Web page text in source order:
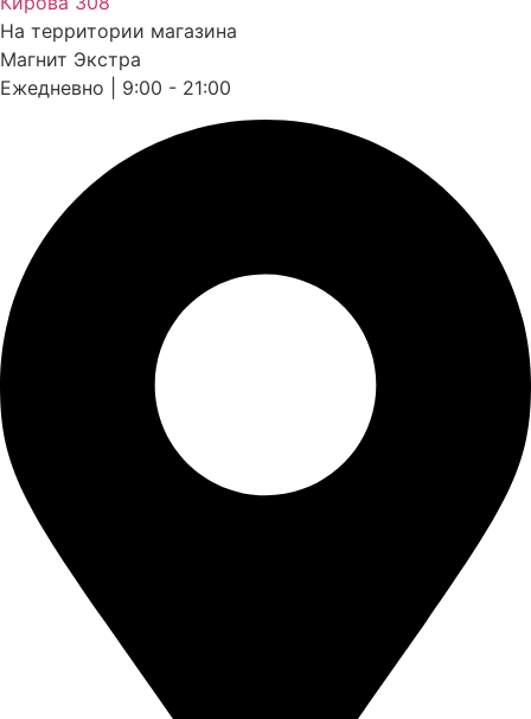
На территории магазина
Магнит Экстра
Ежедневно | 9:00 - 21:00